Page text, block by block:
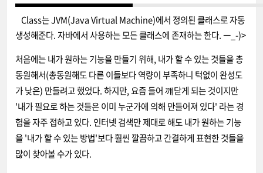
Class는 JVM(Java Virtual Machine)에서 정의된 클래스로 자동
생성해준다. 자바에서 사용하는 모든 클래스에 존재하는 한다. ㅡ_-)>
처음에는 내가 원하는 기능을 만들기 위해, 내가 할 수 있는 것들을 총
동원해서(총동원해도 다른 이들보다 역량이 부족하니 턱없이 완성도
가 낮은) 만들려고 했었다. 하지만, 요즘 들어 꺠닫게 되는 것이지만
'내가 필요로 하는 것들은 이미 누군가에 의해 만들어져 있다' 라는 경
험을 자주 접하고 있다. 인터넷 검색만 제대로 해도 내가 원하는 기능
을 '내가 할 수 있는 방법'보다 훨씬 깔끔하고 간결하게 표현한 것들을
많이 찾아볼 수가 있다.